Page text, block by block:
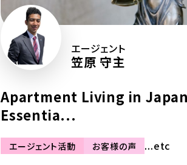
エージェント
笠原 守主
Apartment Living in
Essentia...
エージェント活動 お客様の声 ...etc